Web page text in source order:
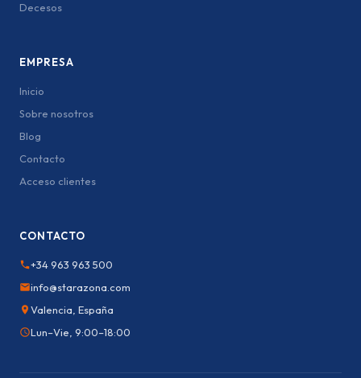
Decesos
EMPRESA
Inicio
Sobre nosotros
Blog
Contacto
Acceso clientes
CONTACTO
+34 963 963 500
info@starazona.com
Valencia, España
Lun–Vie, 9:00–18:00